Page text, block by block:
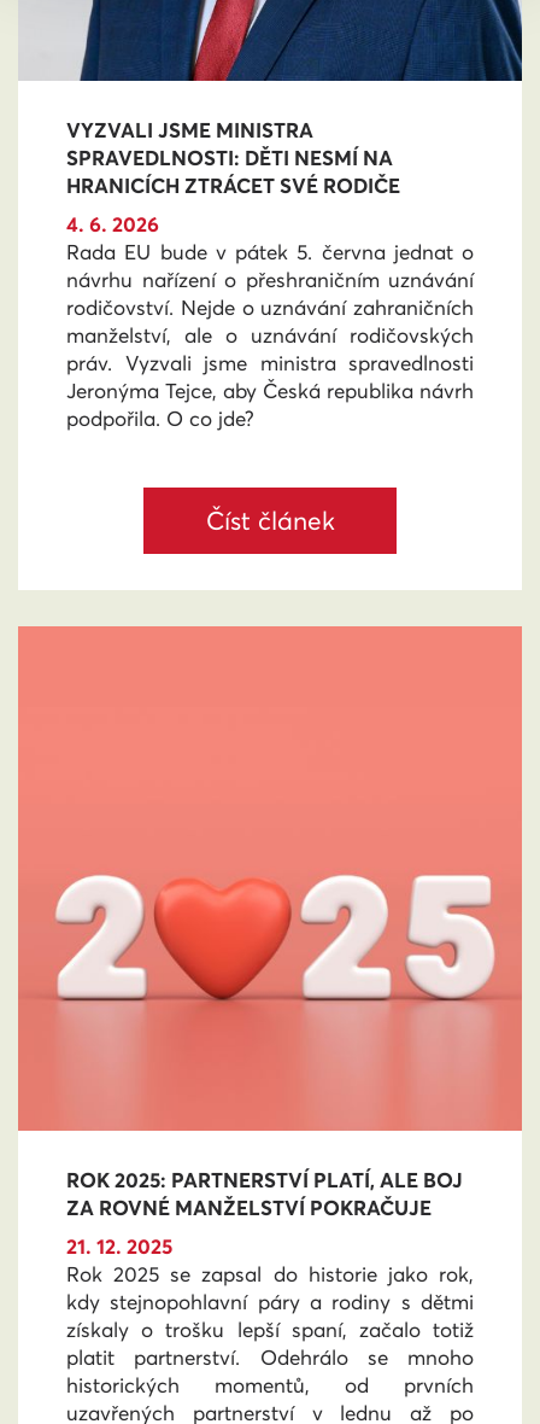
VYZVALI JSME MINISTRA
SPRAVEDLNOSTI: DĚTI NESMÍ NA
HRANICÍCH ZTRÁCET SVÉ RODIČE
4. 6. 2026
Rada EU bude v pátek 5. června jednat o
návrhu nařízení o přeshraničním uznávání
rodičovství. Nejde o uznávání zahraničních
manželství, ale o uznávání rodičovských
práv. Vyzvali jsme ministra spravedlnosti
Jeronýma Tejce, aby Česká republika návrh
podpořila. O co jde?
Číst článek
ROK 2025: PARTNERSTVÍ PLATÍ, ALE BOJ
ZA ROVNÉ MANŽELSTVÍ POKRAČUJE
21. 12. 2025
Rok 2025 se zapsal do historie jako rok,
kdy stejnopohlavní páry a rodiny s dětmi
získaly o trošku lepší spaní, začalo totiž
platit partnerství. Odehrálo se mnoho
historických momentů, od prvních
uzavřených partnerství v lednu až po